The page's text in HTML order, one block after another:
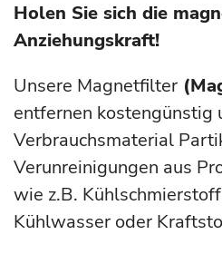
Holen Sie sich die
Anziehungskraft!
Unsere Magnetfilter
entfernen kostengünstig
Verbrauchsmaterial
Verunreinigungen aus
wie z.B.
Kühlwasser oder